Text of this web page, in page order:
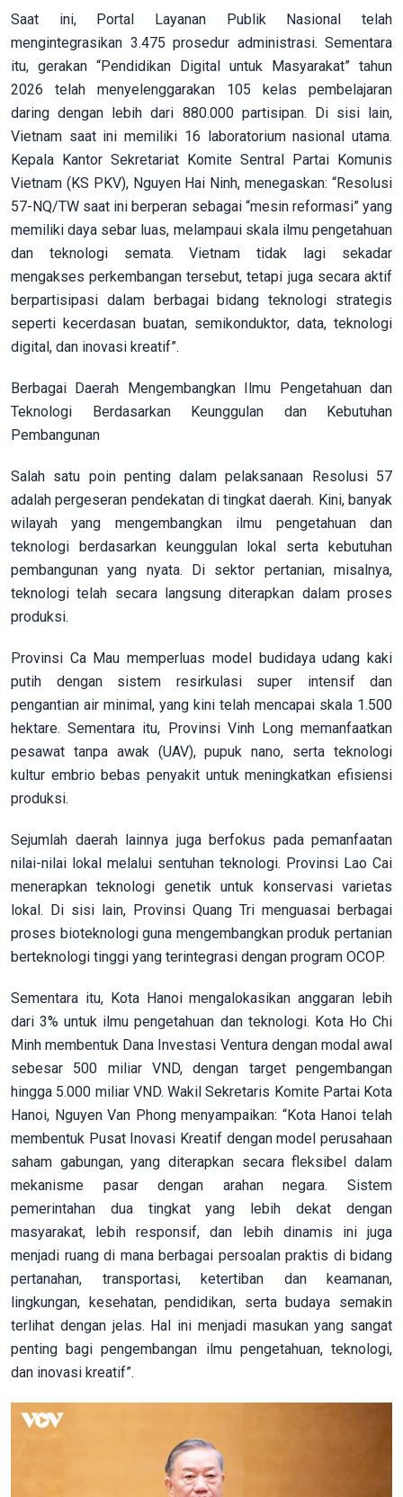
Saat ini, Portal Layanan Publik Nasional telah
mengintegrasikan 3.475 prosedur administrasi. Sementara
itu, gerakan “Pendidikan Digital untuk Masyarakat” tahun
2026 telah menyelenggarakan 105 kelas pembelajaran
daring dengan lebih dari 880.000 partisipan. Di sisi lain,
Vietnam saat ini memiliki 16 laboratorium nasional utama.
Kepala Kantor Sekretariat Komite Sentral Partai Komunis
Vietnam (KS PKV), Nguyen Hai Ninh, menegaskan: “Resolusi
57-NQ/TW saat ini berperan sebagai “mesin reformasi” yang
memiliki daya sebar luas, melampaui skala ilmu pengetahuan
dan teknologi semata. Vietnam tidak lagi sekadar
mengakses perkembangan tersebut, tetapi juga secara aktif
berpartisipasi dalam berbagai bidang teknologi strategis
seperti kecerdasan buatan, semikonduktor, data, teknologi
digital, dan inovasi kreatif”.
Berbagai Daerah Mengembangkan Ilmu Pengetahuan dan
Teknologi Berdasarkan Keunggulan dan Kebutuhan
Pembangunan
Salah satu poin penting dalam pelaksanaan Resolusi 57
adalah pergeseran pendekatan di tingkat daerah. Kini, banyak
wilayah yang mengembangkan ilmu pengetahuan dan
teknologi berdasarkan keunggulan lokal serta kebutuhan
pembangunan yang nyata. Di sektor pertanian, misalnya,
teknologi telah secara langsung diterapkan dalam proses
produksi.
Provinsi Ca Mau memperluas model budidaya udang kaki
putih dengan sistem resirkulasi super intensif dan
pengantian air minimal, yang kini telah mencapai skala 1.500
hektare. Sementara itu, Provinsi Vinh Long memanfaatkan
pesawat tanpa awak (UAV), pupuk nano, serta teknologi
kultur embrio bebas penyakit untuk meningkatkan efisiensi
produksi.
Sejumlah daerah lainnya juga berfokus pada pemanfaatan
nilai-nilai lokal melalui sentuhan teknologi. Provinsi Lao Cai
menerapkan teknologi genetik untuk konservasi varietas
lokal. Di sisi lain, Provinsi Quang Tri menguasai berbagai
proses bioteknologi guna mengembangkan produk pertanian
berteknologi tinggi yang terintegrasi dengan program OCOP.
Sementara itu, Kota Hanoi mengalokasikan anggaran lebih
dari 3% untuk ilmu pengetahuan dan teknologi. Kota Ho Chi
Minh membentuk Dana Investasi Ventura dengan modal awal
sebesar 500 miliar VND, dengan target pengembangan
hingga 5.000 miliar VND. Wakil Sekretaris Komite Partai Kota
Hanoi, Nguyen Van Phong menyampaikan: “Kota Hanoi telah
membentuk Pusat Inovasi Kreatif dengan model perusahaan
saham gabungan, yang diterapkan secara fleksibel dalam
mekanisme pasar dengan arahan negara. Sistem
pemerintahan dua tingkat yang lebih dekat dengan
masyarakat, lebih responsif, dan lebih dinamis ini juga
menjadi ruang di mana berbagai persoalan praktis di bidang
pertanahan, transportasi, ketertiban dan keamanan,
lingkungan, kesehatan, pendidikan, serta budaya semakin
terlihat dengan jelas. Hal ini menjadi masukan yang sangat
penting bagi pengembangan ilmu pengetahuan, teknologi,
dan inovasi kreatif”.